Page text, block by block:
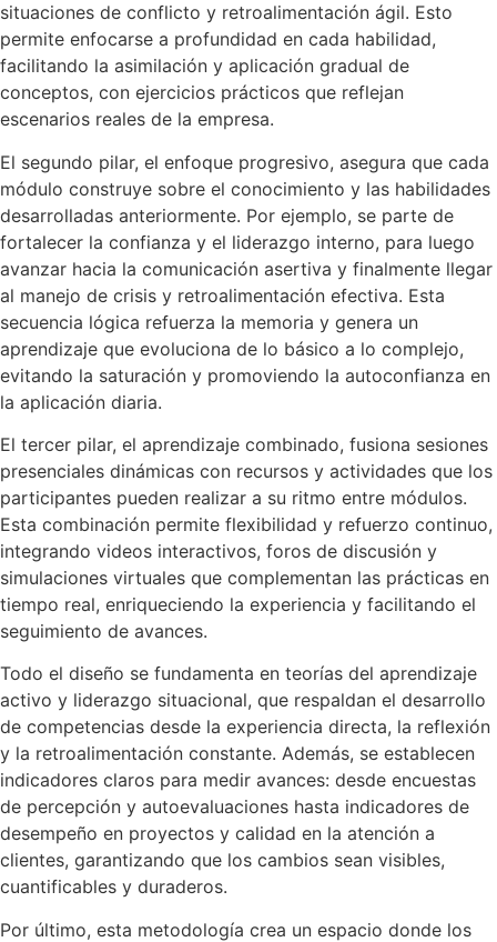
situaciones de conflicto y retroalimentación ágil. Esto
permite enfocarse a profundidad en cada habilidad,
facilitando la asimilación y aplicación gradual de
conceptos, con ejercicios prácticos que reflejan
escenarios reales de la empresa.
El segundo pilar, el enfoque progresivo, asegura que cada
módulo construye sobre el conocimiento y las habilidades
desarrolladas anteriormente. Por ejemplo, se parte de
fortalecer la confianza y el liderazgo interno, para luego
avanzar hacia la comunicación asertiva y finalmente llegar
al manejo de crisis y retroalimentación efectiva. Esta
secuencia lógica refuerza la memoria y genera un
aprendizaje que evoluciona de lo básico a lo complejo,
evitando la saturación y promoviendo la autoconfianza en
la aplicación diaria.
El tercer pilar, el aprendizaje combinado, fusiona sesiones
presenciales dinámicas con recursos y actividades que los
participantes pueden realizar a su ritmo entre módulos.
Esta combinación permite flexibilidad y refuerzo continuo,
integrando videos interactivos, foros de discusión y
simulaciones virtuales que complementan las prácticas en
tiempo real, enriqueciendo la experiencia y facilitando el
seguimiento de avances.
Todo el diseño se fundamenta en teorías del aprendizaje
activo y liderazgo situacional, que respaldan el desarrollo
de competencias desde la experiencia directa, la reflexión
y la retroalimentación constante. Además, se establecen
indicadores claros para medir avances: desde encuestas
de percepción y autoevaluaciones hasta indicadores de
desempeño en proyectos y calidad en la atención a
clientes, garantizando que los cambios sean visibles,
cuantificables y duraderos.
Por último, esta metodología crea un espacio donde los